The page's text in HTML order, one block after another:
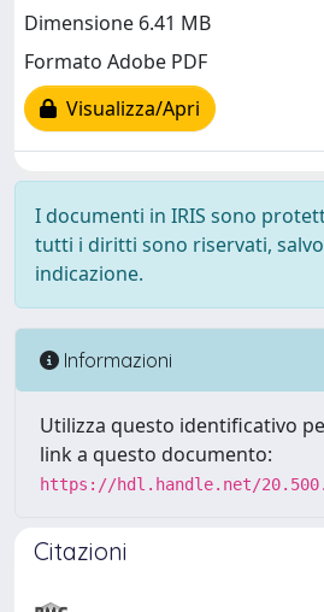
Dimensione 6.41 MB
Formato Adobe PDF
Visualizza/Apri
I documenti in IRIS sono
tutti i diritti sono riservati,
indicazione.
Informazioni
Utilizza questo identificativo
link a questo documento:
https://hdl.handle.net/
Citazioni